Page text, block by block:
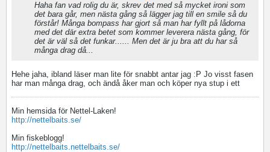
Haha fan vad rolig du är, skrev det med så mycket ironi som
det bara går, men nästa gång så lägger jag till en smile så du
förstår! Många bompass har gjort så man har fyllt på lådorna
med det där extra betet som kommer leverera nästa gång, för
det är väl så det funkar...... Men det är ju bra att du har så
många drag då...
Hehe jaha, ibland läser man lite för snabbt antar jag :P Jo visst fasen
har man många drag, och ändå åker man och köper nya stup i ett
Min hemsida för Nettel-Laken!
http://nettelbaits.se/
Min fiskeblogg!
http://nettelbaits.nettelbaits.se/